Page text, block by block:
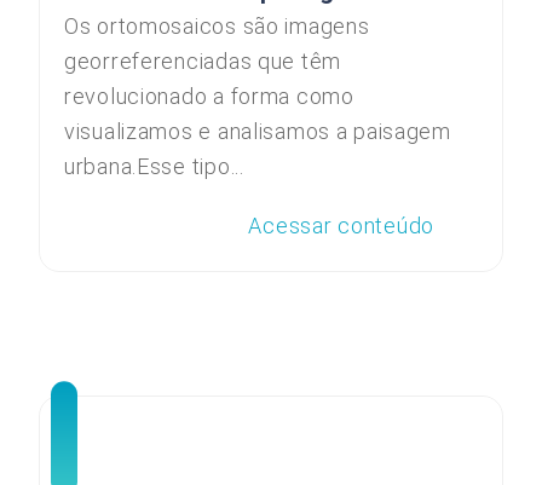
Os ortomosaicos são imagens
georreferenciadas que têm
revolucionado a forma como
visualizamos e analisamos a paisagem
urbana.Esse tipo...
Acessar conteúdo